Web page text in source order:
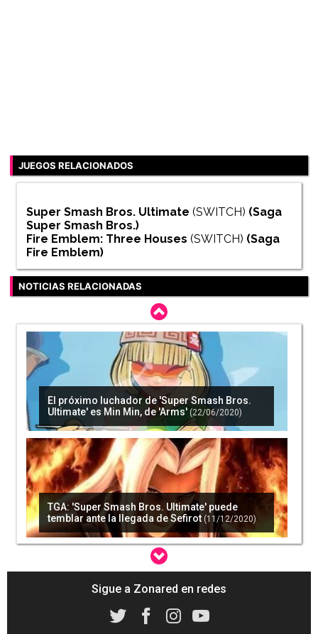
JUEGOS RELACIONADOS
Super Smash Bros. Ultimate (SWITCH) (Saga
Super Smash Bros.)
Fire Emblem: Three Houses (SWITCH) (Saga
Fire Emblem)
NOTICIAS RELACIONADAS
El próximo luchador de 'Super Smash Bros.
Ultimate' es Min Min, de 'Arms' (22/06/2020)
TGA: 'Super Smash Bros. Ultimate' puede
temblar ante la llegada de Sefirot (11/12/2020)
Byleth, su última adición al primer Fighter
(16/01/2020)
Sigue a Zonared en redes